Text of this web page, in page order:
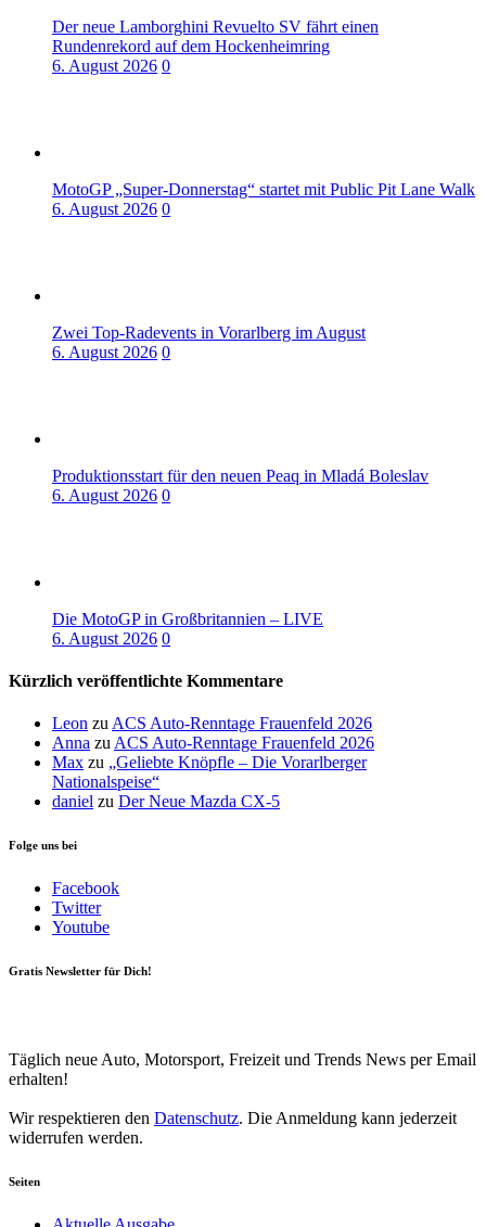
Der neue Lamborghini Revuelto SV fährt einen
Rundenrekord auf dem Hockenheimring
6. August 2026 0
MotoGP „Super-Donnerstag“ startet mit Public Pit Lane Walk
6. August 2026 0
Zwei Top-Radevents in Vorarlberg im August
6. August 2026 0
Produktionsstart für den neuen Peaq in Mladá Boleslav
6. August 2026 0
Die MotoGP in Großbritannien – LIVE
6. August 2026 0
Kürzlich veröffentlichte Kommentare
Leon zuACS Auto-Renntage Frauenfeld 2026
Anna zuACS Auto-Renntage Frauenfeld 2026
Max zu „Geliebte Knöpfle – Die Vorarlberger
Nationalspeise“
daniel zu Der Neue Mazda CX-5
Folge uns bei
Facebook
Twitter
Youtube
Gratis Newsletter für Dich!
Täglich neue Auto, Motorsport, Freizeit und Trends News per Email
erhalten!
Wir respektieren den Datenschutz. Die Anmeldung kann jederzeit
widerrufen werden.
Seiten